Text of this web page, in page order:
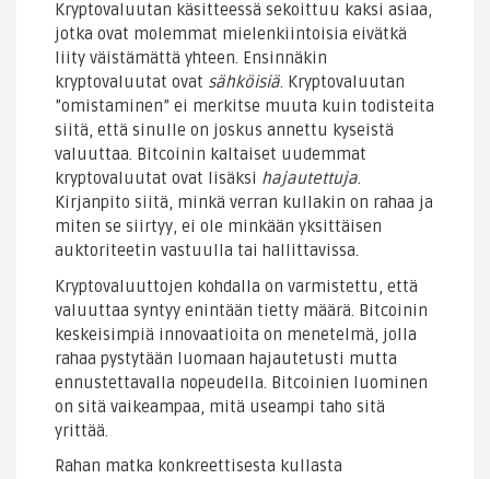
Kryptovaluutan käsitteessä sekoittuu kaksi asiaa,
jotka ovat molemmat mielenkiintoisia eivätkä
liity väistämättä yhteen. Ensinnäkin
kryptovaluutat ovat sähköisiä. Kryptovaluutan
”omistaminen” ei merkitse muuta kuin todisteita
siitä, että sinulle on joskus annettu kyseistä
valuuttaa. Bitcoinin kaltaiset uudemmat
kryptovaluutat ovat lisäksi hajautettuja.
Kirjanpito siitä, minkä verran kullakin on rahaa ja
miten se siirtyy, ei ole minkään yksittäisen
auktoriteetin vastuulla tai hallittavissa.
Kryptovaluuttojen kohdalla on varmistettu, että
valuuttaa syntyy enintään tietty määrä. Bitcoinin
keskeisimpiä innovaatioita on menetelmä, jolla
rahaa pystytään luomaan hajautetusti mutta
ennustettavalla nopeudella. Bitcoinien luominen
on sitä vaikeampaa, mitä useampi taho sitä
yrittää.
Rahan matka konkreettisesta kullasta